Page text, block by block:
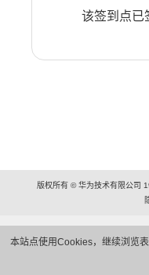
本站点使用Cookies，继续浏览
该签到点已
版权所有 © 华为技术有限公司